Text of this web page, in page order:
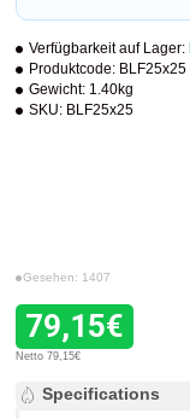
Verfügbarkeit auf Lager:
Produktcode: BLF25x25
Gewicht: 1.40kg
SKU: BLF25x25
Gesehen: 1407
79,15€
Netto 79,15€
Specifications